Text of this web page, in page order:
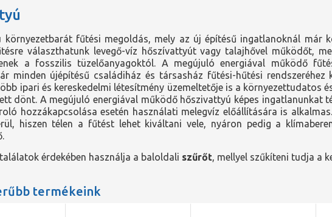
környezetbarát fűtési megoldás, mely az új építésű ingatlanoknál már
választhatunk levegő-víz hőszívattyút vagy talajhővel működőt,
a fosszilis tüzelőanyagoktól. A megújuló energiával működő
minden újépítésű családiház és társasház fűtési-hűtési rendszeréhez
ipari és kereskedelmi létesítmény üzemeltetője is a környezettudatos
dönt. A megújuló energiával működő hőszivattyú képes ingatlanunkat
hozzákapcsolása esetén használati melegvíz előállítására is
hiszen télen a fűtést lehet kiváltani vele, nyáron pedig a
érdekében használja a baloldali szűrőt, mellyel szűkíteni tudja a
termékeink